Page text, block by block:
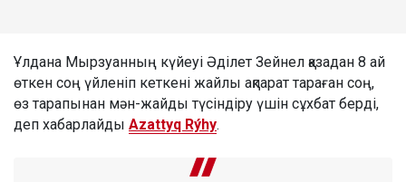
Ұлдана Мырзуанның күйеуі Әділет Зейнел қазадан 8 ай
өткен соң үйленіп кеткені жайлы ақпарат тараған соң,
өз тарапынан мән-жайды түсіндіру үшін сұхбат берді,
деп хабарлайды Azattyq Rýhy.